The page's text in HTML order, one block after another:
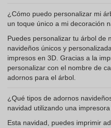
¿Cómo puedo personalizar mi
un toque único a mi decoración
Puedes personalizar tu árbol de
navideños únicos y
impresos en 3D. Gracias a la
personalizar con el nombre de
adornos para el árbol.
¿Qué tipos de adornos
navidad utilizando una
Esta navidad, puedes imprimir